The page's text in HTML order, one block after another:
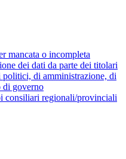
mancata o incompleta
dei dati da parte dei titolari
di amministrazione, di
di governo
consiliari regionali/provinciali